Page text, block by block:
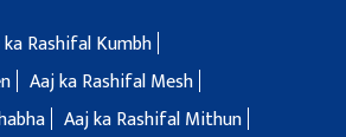
Rashifal Kumbh
Aaj ka Rashifal Mesh
Aaj ka Rashifal Mithun